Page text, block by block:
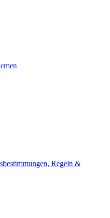
Regeln &